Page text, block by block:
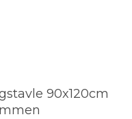
90x120cm